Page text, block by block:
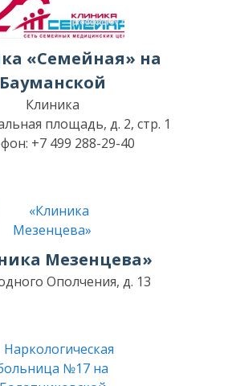
«Семейная» на
Бауманской
Клиника
площадь, д. 2, стр. 1
+7 499 288-29-40
Мезенцева»
Ополчения, д. 13